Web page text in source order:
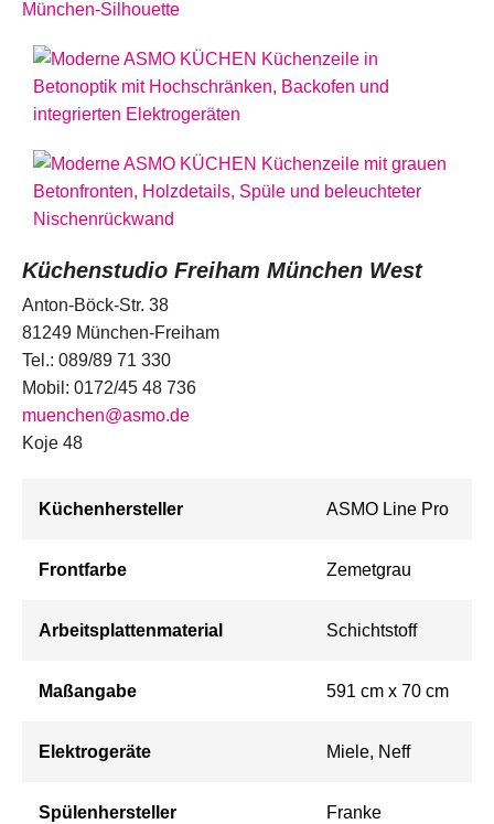
Küchenstudio Freiham München West
Anton-Böck-Str. 38
81249 München-Freiham
Tel.: 089/89 71 330
Mobil: 0172/45 48 736
muenchen@asmo.de
Koje 48
Küchenhersteller ASMO Line Pro
Frontfarbe Zemetgrau
Arbeitsplattenmaterial Schichtstoff
Maßangabe 591 cm x 70 cm
Elektrogeräte Miele, Neff
Spülenhersteller Franke